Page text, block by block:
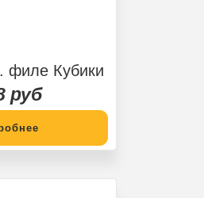
филе Кубики
руб